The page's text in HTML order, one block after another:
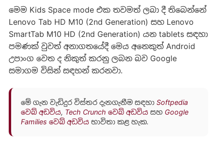
මෙම Kids Space mode එක තවමත් ලබා දී තිබෙන්නේ
Lenovo Tab HD M10 (2nd Generation) සහ Lenovo
SmartTab M10 HD (2nd Generation) යන tablets සඳහා
පමණක් වුවත් අනාගතයේදී මෙය අනෙකුත් Android
උපාංග වෙත ද නිකුත් කරනු ලබන බව Google
සමාගම විසින් සඳහන් කරනවා.
මේ ගැන වැඩිදුර විස්තර දැනගැනීම සඳහා Softpedia
වෙබ් අඩවිය, Tech Crunch වෙබ් අඩවියසහ Google
Families වෙබ් අඩවියභාවිතා කළ හැක.